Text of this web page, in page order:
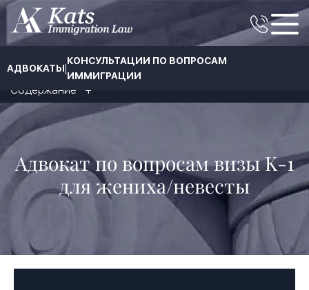
АДВОКАТЫ|
КОНСУЛЬТАЦИИ ПО ВОПРОСАМ
ИММИГРАЦИИ
Адвокат по вопросам визы K-1
для жениха/невесты
Содержание